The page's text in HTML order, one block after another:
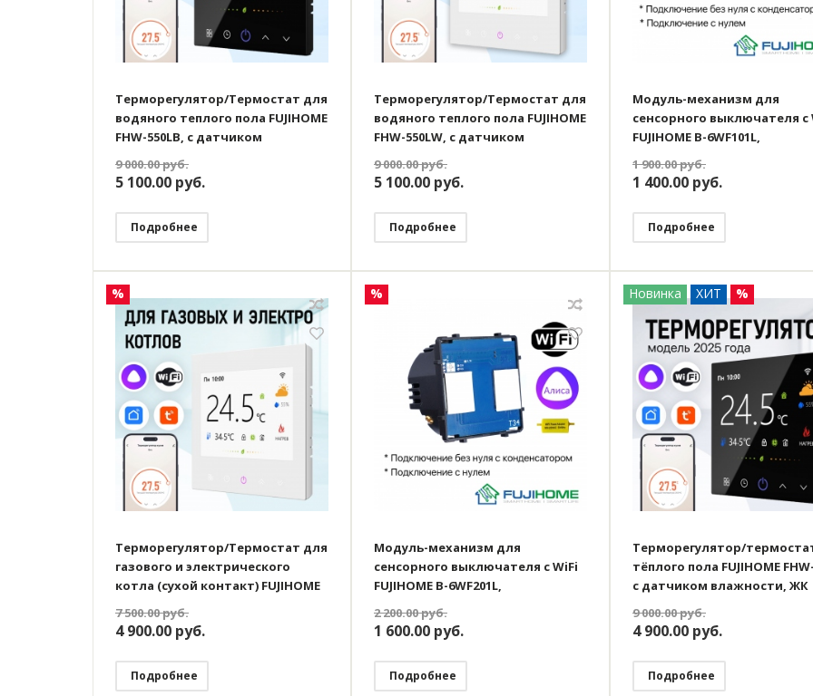
Терморегулятор/Термостат для
водяного теплого пола FUJIHOME
FHW-550LB, с датчиком
программируемый с WiFi,
работает с Яндекс Алисой
9 000.00руб.
5 100.00 руб.
Подробнее
Терморегулятор/Термостат для
водяного теплого пола FUJIHOME
FHW-550LW, с датчиком
программируемый с WiFi,
работает с Яндекс Алисой
9 000.00руб.
5 100.00 руб.
Подробнее
Модуль-механизм для
сенсорного выключателя с
FUJIHOME B-6WF101L,
нуля и с нулём, работает с
1 900.00руб.
1 400.00 руб.
Подробнее
%
Терморегулятор/Термостат для
газового и электрического
котла (сухой контакт) FUJIHOME
работает с Яндекс Алисой
7 500.00руб.
4 900.00 руб.
Подробнее
%
Модуль-механизм для
сенсорного выключателя с WiFi
FUJIHOME B-6WF201L,
нуля и с нулём, работает с Алиса
2 200.00руб.
1 600.00 руб.
Подробнее
Новинка ХИТ %
Терморегулятор/
тёплого пола FUJIHOME FHW-
с датчиком влажности, ЖК
WiFi, работает с Яндекс
9 000.00руб.
4 900.00 руб.
Подробнее